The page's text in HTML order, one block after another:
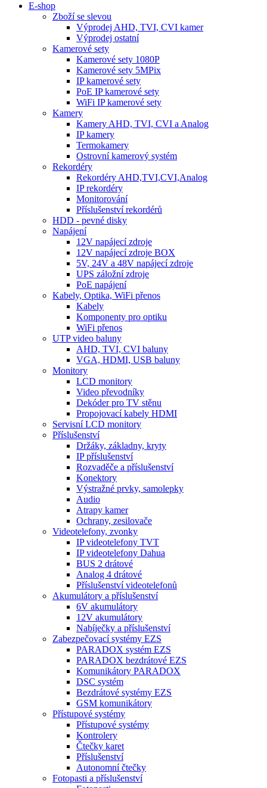
E-shop
Zboží se slevou
Výprodej AHD, TVI, CVI kamer
Výprodej ostatní
Kamerové sety
Kamerové sety 1080P
Kamerové sety 5MPix
IP kamerové sety
PoE IP kamerové sety
WiFi IP kamerové sety
Kamery
Kamery AHD, TVI, CVI a Analog
IP kamery
Termokamery
Ostrovní kamerový systém
Rekordéry
Rekordéry AHD,TVI,CVI,Analog
IP rekordéry
Monitorování
Příslušenství rekordérů
HDD - pevné disky
Napájení
12V napájecí zdroje
12V napájecí zdroje BOX
5V, 24V a 48V napájecí zdroje
UPS záložní zdroje
PoE napájení
Kabely, Optika, WiFi přenos
Kabely
Komponenty pro optiku
WiFi přenos
UTP video baluny
AHD, TVI, CVI baluny
VGA, HDMI, USB baluny
Monitory
LCD monitory
Video převodníky
Dekóder pro TV stěnu
Propojovací kabely HDMI
Servisní LCD monitory
Příslušenství
Držáky, základny, kryty
IP příslušenství
Rozvaděče a příslušenství
Konektory
Výstražné prvky, samolepky
Audio
Atrapy kamer
Ochrany, zesilovače
Videotelefony, zvonky
IP videotelefony TVT
IP videotelefony Dahua
BUS 2 drátové
Analog 4 drátové
Příslušenství videotelefonů
Akumulátory a příslušenství
6V akumulátory
12V akumulátory
Nabíječky a příslušenství
Zabezpečovací systémy EZS
PARADOX systém EZS
PARADOX bezdrátové EZS
Komunikátory PARADOX
DSC systém
Bezdrátové systémy EZS
GSM komunikátory
Přístupové systémy
Přístupové systémy
Kontrolery
Čtečky karet
Příslušenství
Autonomní čtečky
Fotopasti a příslušenství